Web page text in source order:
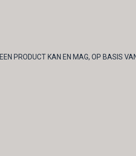
EEN PRODUCT KAN EN MAG, OP BASIS